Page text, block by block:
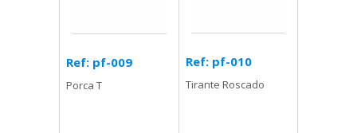
Ref: pf-009
Porca T
Ref: pf-010
Tirante Roscado